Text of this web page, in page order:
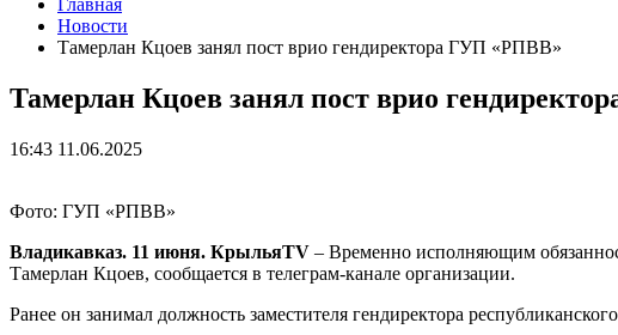
Главная
Новости
Тамерлан Кцоев занял пост врио гендиректора ГУП «РПВВ»
Тамерлан Кцоев занял пост врио
16:43 11.06.2025
Фото: ГУП «РПВВ»
Владикавказ. 11 июня. КрыльяTV – Временно исполняющим
Тамерлан Кцоев, сообщается в телеграм-канале организации.
Ранее он занимал должность заместителя гендиректора